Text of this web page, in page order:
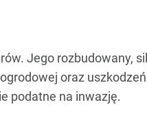
Jego rozbudowany,
oraz
podatne na inwazję.